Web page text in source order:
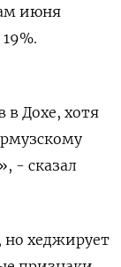
июня
в Дохе, ‌хотя
- сказал
‌хеджирует